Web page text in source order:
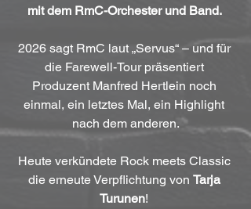
mit dem RmC-Orchester und Band.
2026 sagt RmC laut „Servus“ – und für
die Farewell-Tour präsentiert
Produzent Manfred Hertlein noch
einmal, ein letztes Mal, ein Highlight
nach dem anderen.
Heute verkündete Rock meets Classic
die erneute Verpflichtung von Tarja
Turunen!